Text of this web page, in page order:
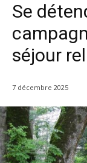
Se
séjour
7 décembre 2025